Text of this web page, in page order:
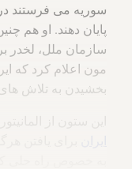
سوریه می فرستند
پایان دهند. او هم
سازمان ملل، لخدر
مون اعلام کرد که
بخشیدن به تلاش های